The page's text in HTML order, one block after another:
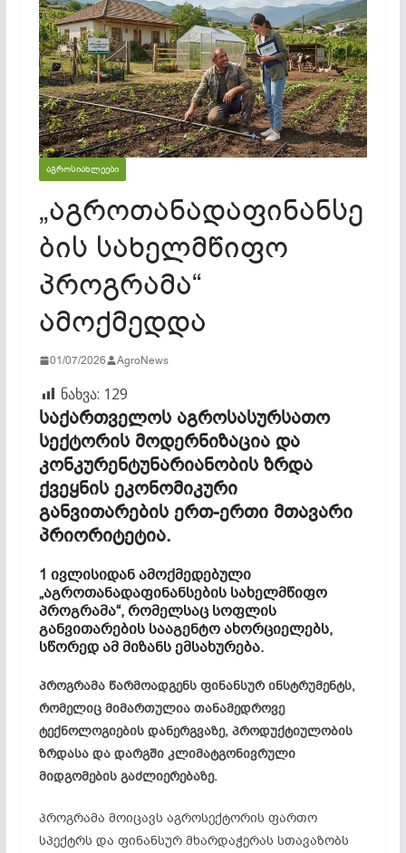
ᲐᲒᲠᲝᲡᲘᲐᲮᲚᲔᲔᲑᲘ
„აგროთანადაფინანსე
ბის სახელმწიფო
პროგრამა“
ამოქმედდა
01/07/2026 AgroNews
ნახვა: 129
საქართველოს აგროსასურსათო
სექტორის მოდერნიზაცია და
კონკურენტუნარიანობის ზრდა
ქვეყნის ეკონომიკური
განვითარების ერთ-ერთი მთავარი
პრიორიტეტია.
1 ივლისიდან ამოქმედებული
„აგროთანადაფინანსების სახელმწიფო
პროგრამა“, რომელსაც სოფლის
განვითარების სააგენტო ახორციელებს,
სწორედ ამ მიზანს ემსახურება.
პროგრამა წარმოადგენს ფინანსურ ინსტრუმენტს,
რომელიც მიმართულია თანამედროვე
ტექნოლოგიების დანერგვაზე, პროდუქტიულობის
ზრდასა და დარგში კლიმატგონივრული
მიდგომების გაძლიერებაზე.
პროგრამა მოიცავს აგროსექტორის ფართო
სპექტრს და ფინანსურ მხარდაჭერას სთავაზობს